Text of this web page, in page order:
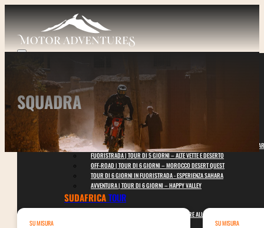
I NOSTRI TOUR
MAROCCOTOUR
FUORISTRADA | TOUR DI 4 GIORNI – MINI MONTAGNA E DESERTO DEL
FUORISTRADA | TOUR DI 5 GIORNI – ALTE VETTE E DESERTO
OFF-ROAD | TOUR DI 6 GIORNI – MOROCCO DESERT QUEST
TOUR DI 6 GIORNI IN FUORISTRADA - ESPERIENZA SAHARA
AVVENTURA | TOUR DI 6 GIORNI – HAPPY VALLEY
SUDAFRICATOUR
AVVENTURA | TOUR DI 10 GIORNI – DAL MARE ALLA CIMA
SQUADRA
SU MISURA SU MISURA